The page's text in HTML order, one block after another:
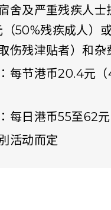
舍及严重残疾人士
50%残疾成人）
伤残津贴者）和杂
每节港币20.4元
每日港币55至62元
活动而定